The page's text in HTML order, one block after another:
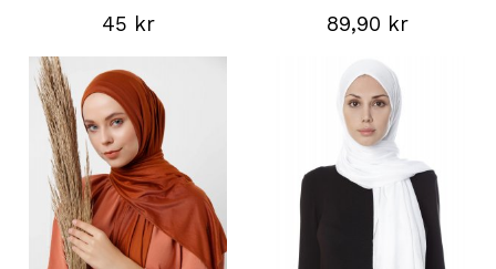
45 kr 89,90 kr